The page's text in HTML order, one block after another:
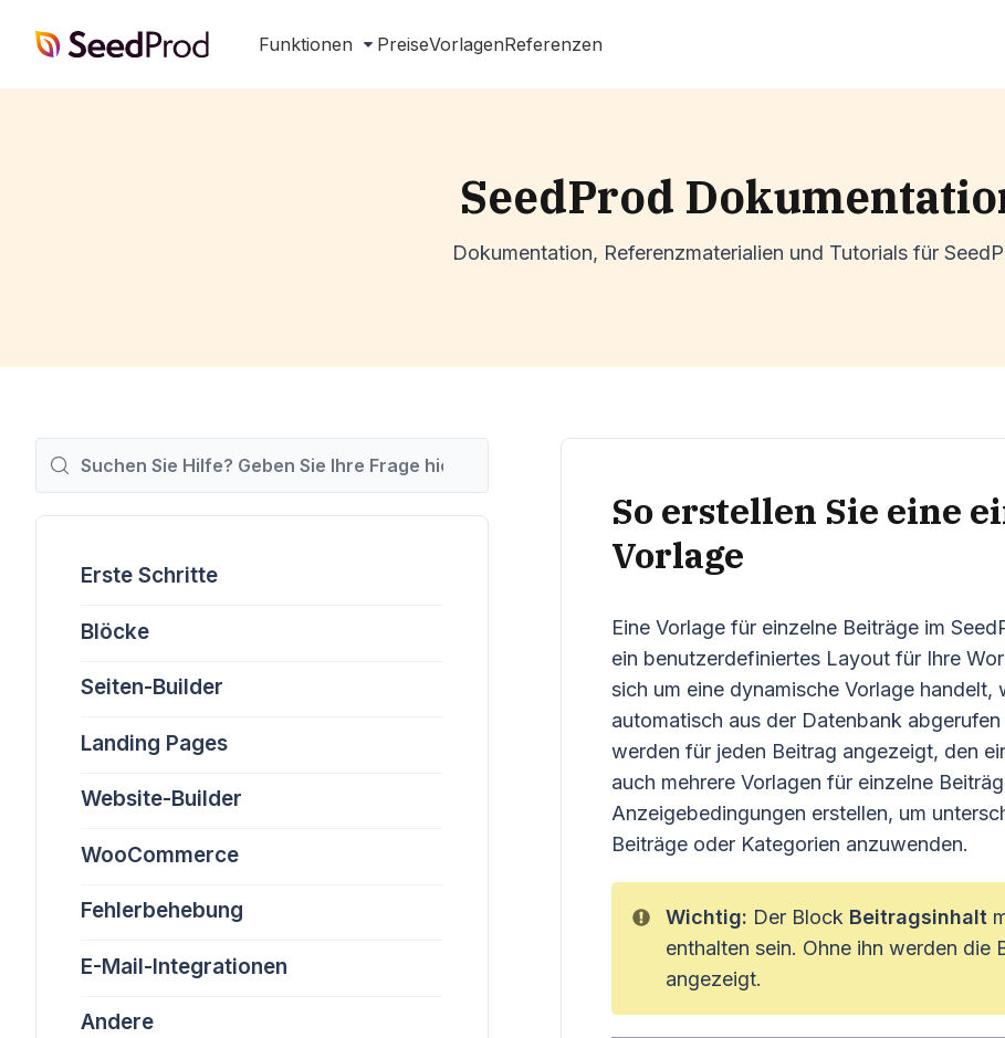
SeedProd Funktionen PreiseVorlagenReferenzen
SeedProd
Dokumentation, Referenzmaterialien und Tutorials für
So erstellen Sie eine
Vorlage
Eine Vorlage für einzelne Beiträge im
ein benutzerdefiniertes Layout für Ihre
sich um eine dynamische Vorlage
automatisch aus der Datenbank
werden für jeden Beitrag angezeigt, den
auch mehrere Vorlagen für einzelne
Anzeigebedingungen erstellen, um
Beiträge oder Kategorien anzuwenden.
Wichtig: Der Block Beitragsinhalt
enthalten sein. Ohne ihn werden die
angezeigt.
nach
Erste Schritte
Blöcke
Seiten-Builder
Landing Pages
Website-Builder
WooCommerce
Fehlerbehebung
E-Mail-Integrationen
Andere